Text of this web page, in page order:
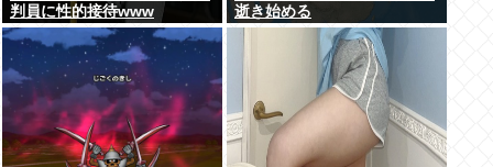
判員に性的接待www
逝き始める